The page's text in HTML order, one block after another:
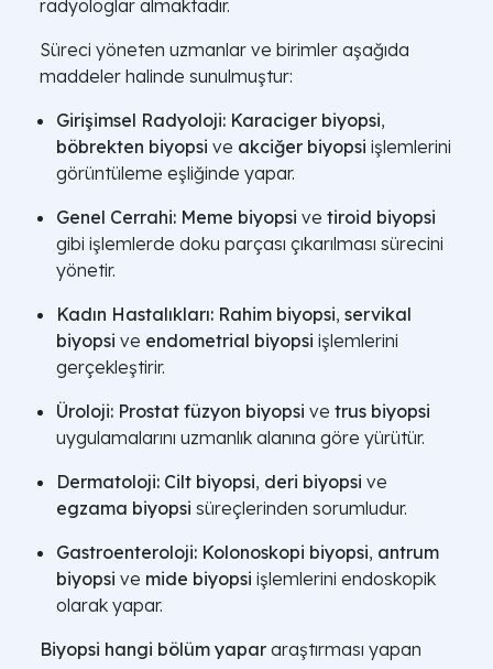
radyologlar almaktadır.
Süreci yöneten uzmanlar ve birimler aşağıda
maddeler halinde sunulmuştur:
Girişimsel Radyoloji: Karaciger biyopsi,
böbrekten biyopsi ve akciğer biyopsi işlemlerini
görüntüleme eşliğinde yapar.
Genel Cerrahi: Meme biyopsi ve tiroid biyopsi
gibi işlemlerde doku parçası çıkarılması sürecini
yönetir.
Kadın Hastalıkları: Rahim biyopsi, servikal
biyopsi ve endometrial biyopsi işlemlerini
gerçekleştirir.
Üroloji: Prostat füzyon biyopsi ve trus biyopsi
uygulamalarını uzmanlık alanına göre yürütür.
Dermatoloji: Cilt biyopsi, deri biyopsi ve
egzama biyopsi süreçlerinden sorumludur.
Gastroenteroloji: Kolonoskopi biyopsi, antrum
biyopsi ve mide biyopsi işlemlerini endoskopik
olarak yapar.
Biyopsi hangi bölüm yapar araştırması yapan